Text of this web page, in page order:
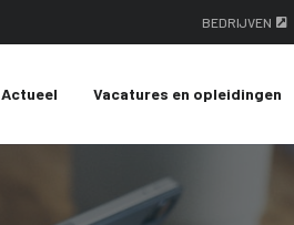
BEDRIJVEN
Actueel Vacatures en opleidingen